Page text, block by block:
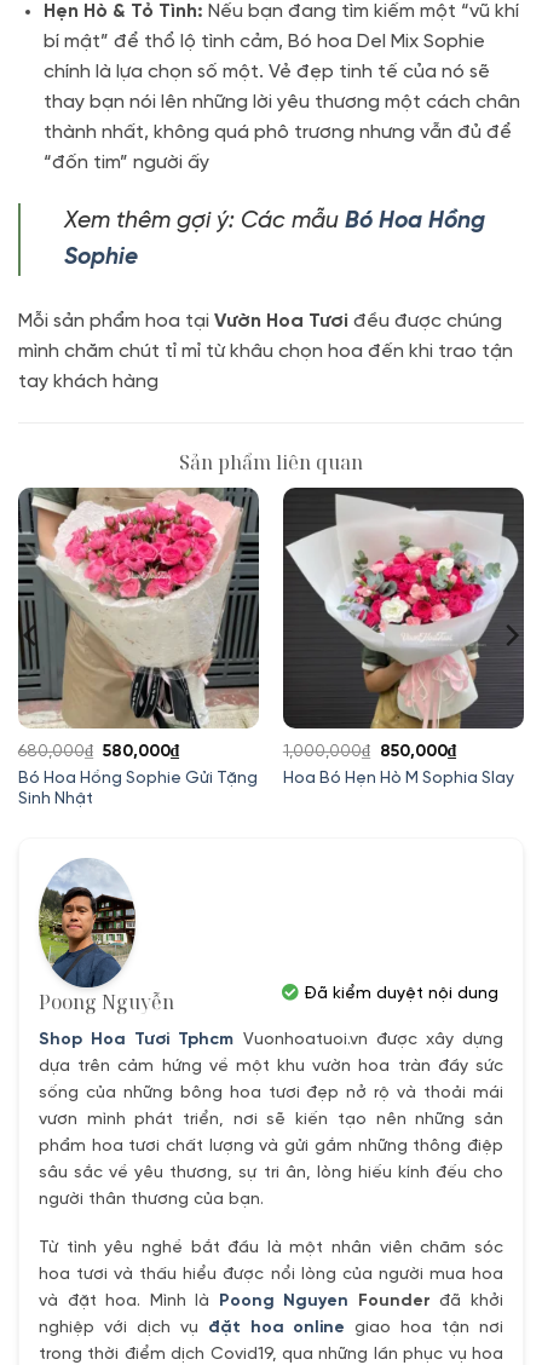
Hẹn Hò & Tỏ Tình: Nếu bạn đang tìm kiếm một “vũ khí
bí mật” để thổ lộ tình cảm, Bó hoa Del Mix Sophie
chính là lựa chọn số một. Vẻ đẹp tinh tế của nó sẽ
thay bạn nói lên những lời yêu thương một cách chân
thành nhất, không quá phô trương nhưng vẫn đủ để
“đốn tim” người ấy
Xem thêm gợi ý: Các mẫu Bó Hoa Hồng
Sophie
Mỗi sản phẩm hoa tại Vườn Hoa Tươi đều được chúng
mình chăm chút tỉ mỉ từ khâu chọn hoa đến khi trao tận
tay khách hàng
Sản phẩm liên quan
Bó Hoa Hồng Sophie Gửi Tặng
Sinh Nhật
680,000₫ Giá
gốc
580,000₫Giá
hiện
Hoa Bó Hẹn Hò M Sophia Slay
1,000,000₫
Giá
gốc
850,000₫Giá
hiện
Poong Nguyễn
Shop Hoa Tươi Tphcm Vuonhoatuoi.vn được xây dựng
dựa trên cảm hứng về một khu vườn hoa tràn đầy sức
sống của những bông hoa tươi đẹp nở rộ và thoải mái
vươn mình phát triển, nơi sẽ kiến tạo nên những sản
phẩm hoa tươi chất lượng và gửi gắm những thông điệp
sâu sắc về yêu thương, sự tri ân, lòng hiếu kính đếu cho
người thân thương của bạn.
Từ tình yêu nghề bắt đầu là một nhân viên chăm sóc
hoa tươi và thấu hiểu được nổi lòng của người mua hoa
và đặt hoa. Mình là
Poong Nguyen Founder đã khởi
nghiệp với dịch vụ đặt hoa online giao hoa tận nơi
trong thời điểm dịch Covid19, qua những lần phục vụ hoa
Đã kiểm duyệt nội dung